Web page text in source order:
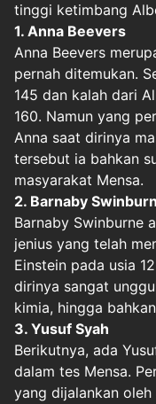
tinggi ketimbang
1. Anna Beevers
Anna Beevers
pernah ditemukan.
145 dan kalah dari
160. Namun yang
Anna saat dirinya
tersebut ia bahkan
masyarakat Mensa.
2. Barnaby
Barnaby Swinburne
jenius yang telah
Einstein pada usia
dirinya sangat
kimia, hingga
3. Yusuf Syah
Berikutnya, ada
dalam tes Mensa.
yang dijalankan